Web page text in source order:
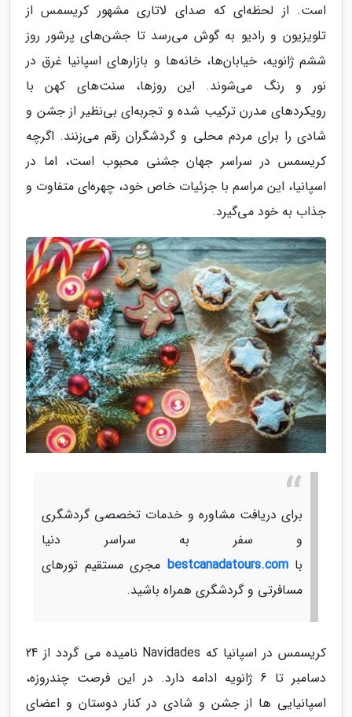
است. از لحظه‌ای که صدای لاتاری مشهور کریسمس از
تلویزیون و رادیو به گوش می‌رسد تا جشن‌های پرشور روز
ششم ژانویه، خیابان‌ها، خانه‌ها و بازارهای اسپانیا غرق در
نور و رنگ می‌شوند. این روزها، سنت‌های کهن با
رویکردهای مدرن ترکیب شده و تجربه‌ای بی‌نظیر از جشن و
شادی را برای مردم محلی و گردشگران رقم می‌زنند. اگرچه
کریسمس در سراسر جهان جشنی محبوب است، اما در
اسپانیا، این مراسم با جزئیات خاص خود، چهره‌ای متفاوت و
جذاب به خود می‌گیرد.
برای دریافت مشاوره و خدمات تخصصی گردشگری
و سفر به سراسر دنیا
باbestcanadatours.com مجری مستقیم تورهای
مسافرتی و گردشگری همراه باشید.
کریسمس در اسپانیا که Navidades نامیده می گردد از 24
دسامبر تا 6 ژانویه ادامه دارد. در این فرصت چندروزه،
اسپانیایی ها از جشن و شادی در کنار دوستان و اعضای